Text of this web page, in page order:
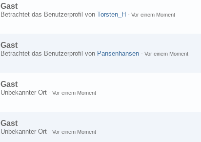
Gast
Betrachtet das Benutzerprofil von Torsten_H - Vor einem Moment
Gast
Betrachtet das Benutzerprofil von Pansenhansen - Vor einem Moment
Gast
Unbekannter Ort - Vor einem Moment
Gast
Unbekannter Ort - Vor einem Moment